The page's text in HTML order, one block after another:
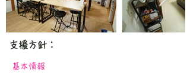
​支援方針：
基本情報